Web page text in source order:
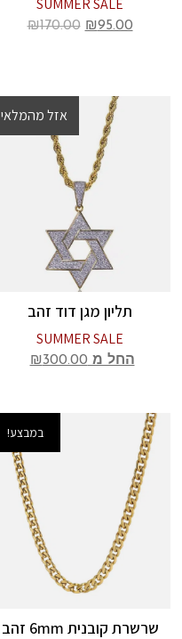
SUMMER SALE
₪95.00
₪170.00
אזל מהמלאי
במבצע!
תליון מגן דוד זהב
SUMMER SALE
החל מ ₪300.00
במבצע!
שרשרת קובנית 6mm זהב